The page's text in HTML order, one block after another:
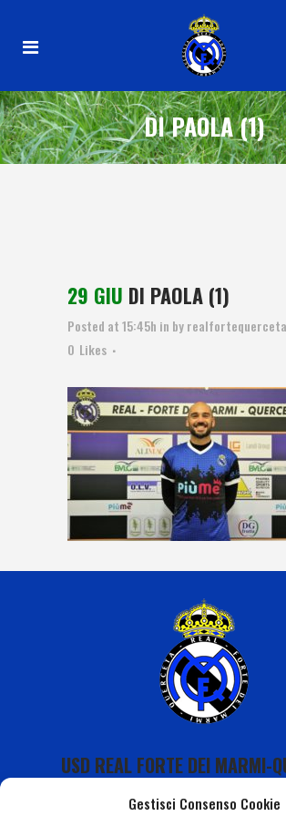
Gestisci Consenso Cookie
DI PAOLA (1)
29 GIU DI PAOLA (1)
Posted at 15:45h in byrealfortequerceta
0 Likes
USD REAL FORTE DEI MARMI-